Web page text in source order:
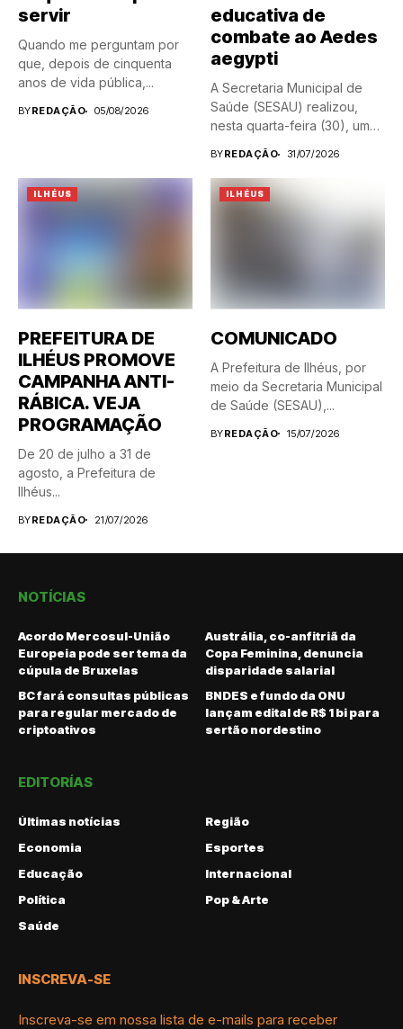
servir
Quando me perguntam por
que, depois de cinquenta
anos de vida pública,...
BYREDAÇÃO 05/08/2026
educativa de
combate ao Aedes
aegypti
A Secretaria Municipal de
Saúde (SESAU) realizou,
nesta quarta-feira (30), uma
BYREDAÇÃO 31/07/2026
ILHÉUS
PREFEITURA DE
ILHÉUS PROMOVE
CAMPANHA ANTI-
RÁBICA. VEJA
PROGRAMAÇÃO
De 20 de julho a 31 de
agosto, a Prefeitura de
Ilhéus...
BYREDAÇÃO 21/07/2026
ILHÉUS
COMUNICADO
A Prefeitura de Ilhéus, por
meio da Secretaria Municipal
de Saúde (SESAU),...
BYREDAÇÃO 15/07/2026
NOTÍCIAS
Acordo Mercosul-União
Europeia pode ser tema da
cúpula de Bruxelas
Austrália, co-anfitriã da
Copa Feminina, denuncia
disparidade salarial
BC fará consultas públicas
para regular mercado de
criptoativos
BNDES e fundo da ONU
lançam edital de R$ 1 bi para
sertão nordestino
EDITORÍAS
Últimas notícias
Região
Economia
Esportes
Educação
Internacional
Política
Pop & Arte
Saúde
INSCREVA-SE
Inscreva-se em nossa lista de e-mails para receber